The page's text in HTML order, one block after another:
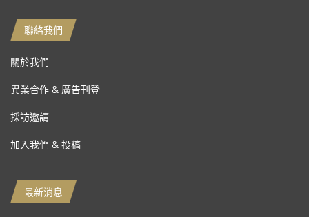
聯絡我們
關於我們
異業合作 & 廣告刊登
採訪邀請
加入我們 & 投稿
最新消息